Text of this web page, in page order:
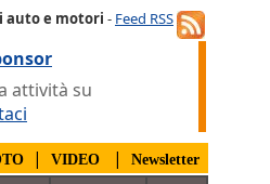
auto e motori - Feed RSS
attività su
| VIDEO | Newsletter